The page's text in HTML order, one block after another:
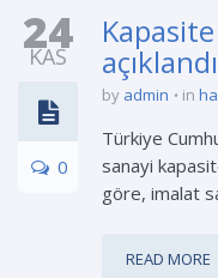
24
KAS
0
açıklandı
by admin in
Türkiye
sanayi
göre, imalat
READ MORE